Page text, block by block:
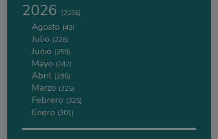
2026 (2016)
Agosto (43)
Julio (226)
Junio (259)
Mayo (242)
Abril (295)
Marzo (325)
Febrero (325)
Enero (301)